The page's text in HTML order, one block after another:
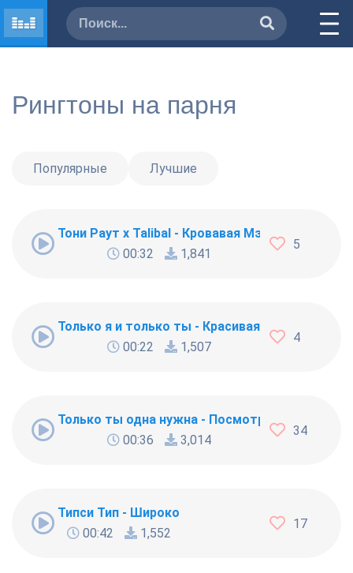
Рингтоны на парня
Популярные Лучшие
Тони Раут x Talibal - Кровавая Мэри
00:32
1,841
5
Только я и только ты - Красивая композиция
00:22
1,507
4
Только ты одна нужна - Посмотрю в твои ты
00:36
3,014
34
Типси Тип - Широко
00:42
1,552
17